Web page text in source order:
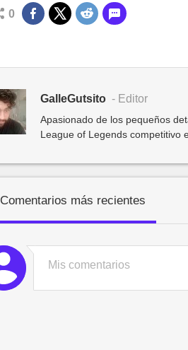
0
GalleGutsito - Editor
Apasionado de los pequeños
League of Legends competitivo
Comentarios más recientes